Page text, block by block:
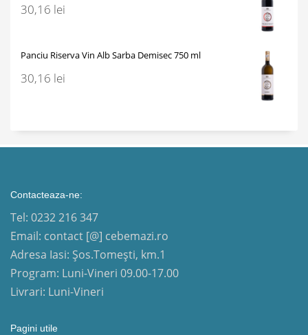
30,16 lei
Panciu Riserva Vin Alb Sarba Demisec 750 ml
30,16 lei
Contacteaza-ne:
Tel: 0232 216 347
Email: contact [@] cebemazi.ro
Adresa Iasi: Șos.Tomești, km.1
Program: Luni-Vineri 09.00-17.00
Livrari: Luni-Vineri
Pagini utile